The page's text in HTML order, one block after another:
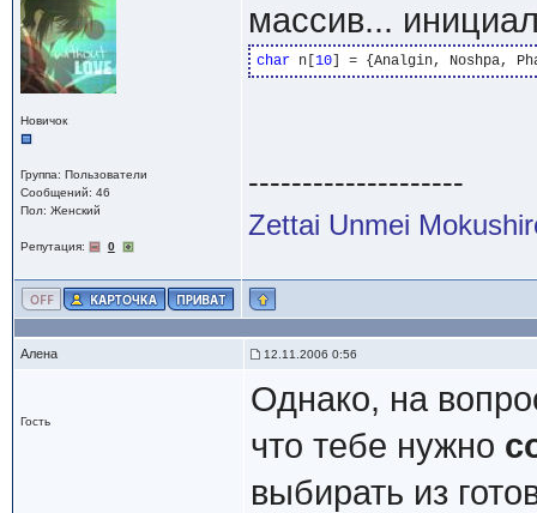
Новичок
Группа: Пользователи
Сообщений: 46
Пол: Женский
Репутация: 0
массив...
char n[ 10
--------------------
Zettai Unmei
Алена 12.11.2006 0:56
Гость
Однако, на
что тебе нужно
выбирать из